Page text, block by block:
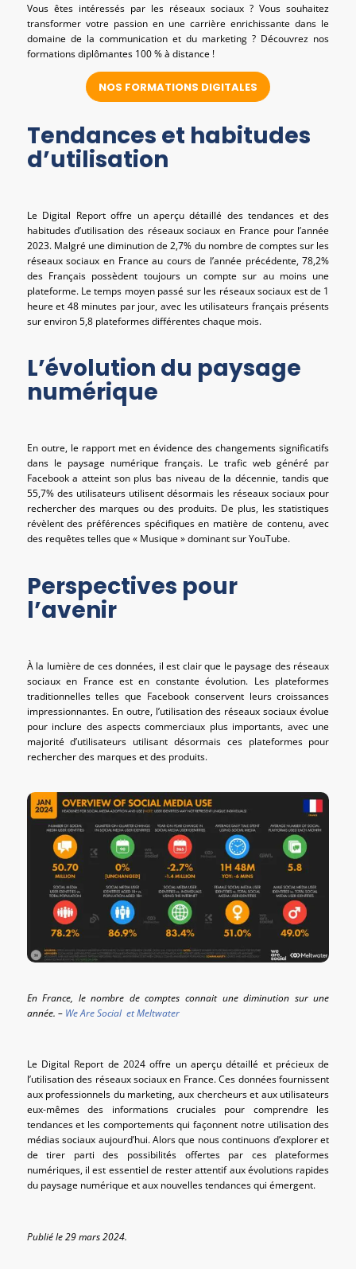
Vous êtes intéressés par les réseaux sociaux ? Vous souhaitez
transformer votre passion en une carrière enrichissante dans le
domaine de la communication et du marketing ? Découvrez nos
formations diplômantes 100 % à distance !
NOS FORMATIONS DIGITALES
Tendances et habitudes
d’utilisation
Le Digital Report offre un aperçu détaillé des tendances et des
habitudes d’utilisation des réseaux sociaux en France pour l’année
2023. Malgré une diminution de 2,7% du nombre de comptes sur les
réseaux sociaux en France au cours de l’année précédente, 78,2%
des Français possèdent toujours un compte sur au moins une
plateforme. Le temps moyen passé sur les réseaux sociaux est de 1
heure et 48 minutes par jour, avec les utilisateurs français présents
sur environ 5,8 plateformes différentes chaque mois.
L’évolution du paysage
numérique
En outre, le rapport met en évidence des changements significatifs
dans le paysage numérique français. Le trafic web généré par
Facebook a atteint son plus bas niveau de la décennie, tandis que
55,7% des utilisateurs utilisent désormais les réseaux sociaux pour
rechercher des marques ou des produits. De plus, les statistiques
révèlent des préférences spécifiques en matière de contenu, avec
des requêtes telles que « Musique » dominant sur YouTube.
Perspectives pour
l’avenir
À la lumière de ces données, il est clair que le paysage des réseaux
sociaux en France est en constante évolution. Les plateformes
traditionnelles telles que Facebook conservent leurs croissances
impressionnantes. En outre, l’utilisation des réseaux sociaux évolue
pour inclure des aspects commerciaux plus importants, avec une
majorité d’utilisateurs utilisant désormais ces plateformes pour
rechercher des marques et des produits.
En France, le nombre de comptes connait une diminution sur une
année. – We Are Social et Meltwater
Le Digital Report de 2024 offre un aperçu détaillé et précieux de
l’utilisation des réseaux sociaux en France. Ces données fournissent
aux professionnels du marketing, aux chercheurs et aux utilisateurs
eux-mêmes des informations cruciales pour comprendre les
tendances et les comportements qui façonnent notre utilisation des
médias sociaux aujourd’hui. Alors que nous continuons d’explorer et
de tirer parti des possibilités offertes par ces plateformes
numériques, il est essentiel de rester attentif aux évolutions rapides
du paysage numérique et aux nouvelles tendances qui émergent.
Publié le 29 mars 2024.